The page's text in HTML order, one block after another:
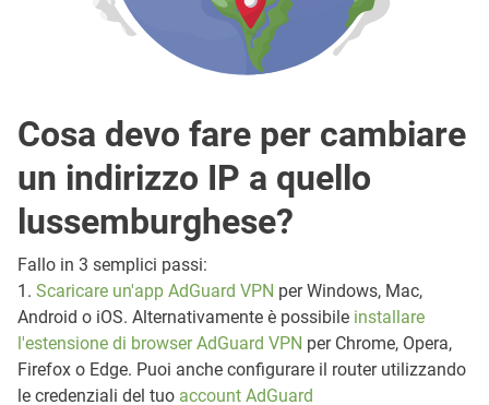
Cosa devo fare per cambiare
un indirizzo IP a quello
lussemburghese?
Fallo in 3 semplici passi:
1. Scaricare un'app AdGuard VPN per Windows, Mac,
Android o iOS. Alternativamente è possibile installare
l'estensione di browser AdGuard VPN per Chrome, Opera,
Firefox o Edge. Puoi anche configurare il router utilizzando
le credenziali del tuo account AdGuard